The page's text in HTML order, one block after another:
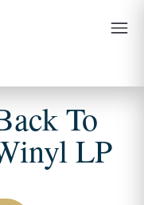
To
LP